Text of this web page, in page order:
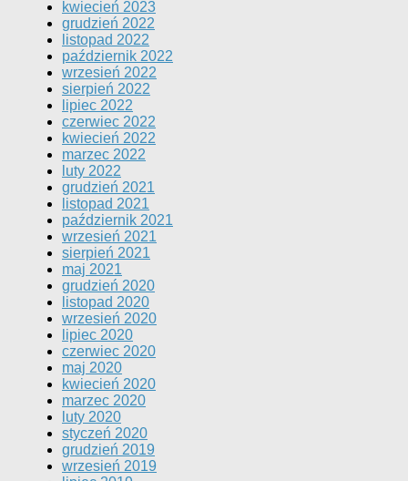
kwiecień 2023
grudzień 2022
listopad 2022
październik 2022
wrzesień 2022
sierpień 2022
lipiec 2022
czerwiec 2022
kwiecień 2022
marzec 2022
luty 2022
grudzień 2021
listopad 2021
październik 2021
wrzesień 2021
sierpień 2021
maj 2021
grudzień 2020
listopad 2020
wrzesień 2020
lipiec 2020
czerwiec 2020
maj 2020
kwiecień 2020
marzec 2020
luty 2020
styczeń 2020
grudzień 2019
wrzesień 2019